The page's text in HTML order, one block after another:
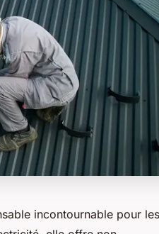
incontournable pour les